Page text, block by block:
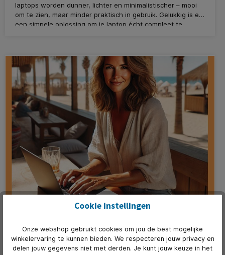
laptops worden dunner, lichter en minimalistischer – mooi
om te zien, maar minder praktisch in gebruik. Gelukkig is er
een simpele oplossing om je laptop écht compleet te
De lente is begonnen! En dat betekent…
voor!
De lente is echt begonnen en het zonnetje schijnt al flink.
Cookie instellingen
Onze webshop gebruikt cookies om jou de best mogelijke
winkelervaring te kunnen bieden. We respecteren jouw privacy en
delen jouw gegevens niet met derden. Je kunt jouw keuze in het